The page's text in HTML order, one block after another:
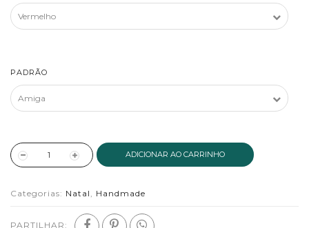
PADRÃO
ADICIONAR AO CARRINHO
Categorias: Natal , Handmade
PARTILHAR: